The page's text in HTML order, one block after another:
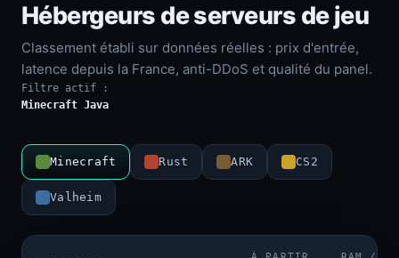
Hébergeurs de serveurs de jeu
Classement établi sur données réelles : prix d'entrée,
latence depuis la France, anti-DDoS et qualité du panel.
Filtre actif :
Minecraft Java
Minecraft Rust ARK CS2
Valheim